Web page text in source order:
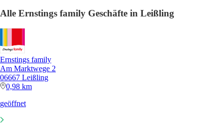
Alle Ernstings family Geschäfte in Leißling
Ernstings family
Am Marktwege 2
06667 Leißling
0,98 km
geöffnet